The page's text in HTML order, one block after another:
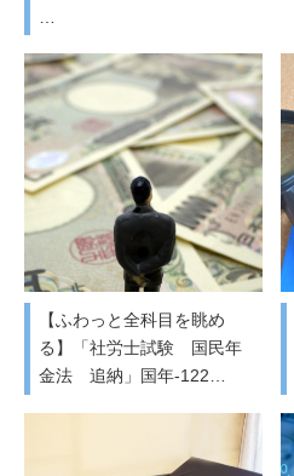
【ふわっと全科目を眺め
る】「社労士試験 国民年
金法 追納」国年-122…